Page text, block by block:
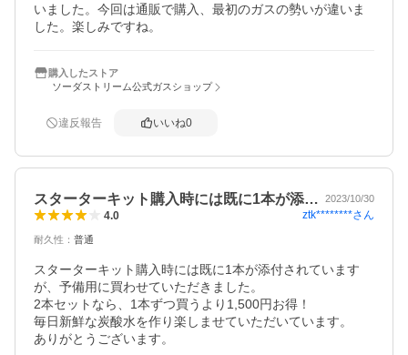
いました。今回は通販で購入、最初のガスの勢いが違いま
した。楽しみですね。
購入したストア
ソーダストリーム公式ガスショップ
違反報告 いいね0
スターターキット購入時には既に1本が添… 2023/10/30
4.0 ztk********さん
耐久性 ： 普通
スターターキット購入時には既に1本が添付されています
が、予備用に買わせていただきました。
2本セットなら、1本ずつ買うより1,500円お得！
毎日新鮮な炭酸水を作り楽しませていただいています。
ありがとうございます。